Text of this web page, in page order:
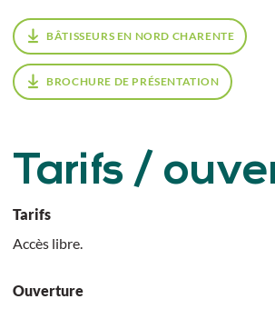
BÂTISSEURS EN NORD CHARENTE
BROCHURE DE PRÉSENTATION
Tarifs /
Tarifs
Accès libre.
Ouverture